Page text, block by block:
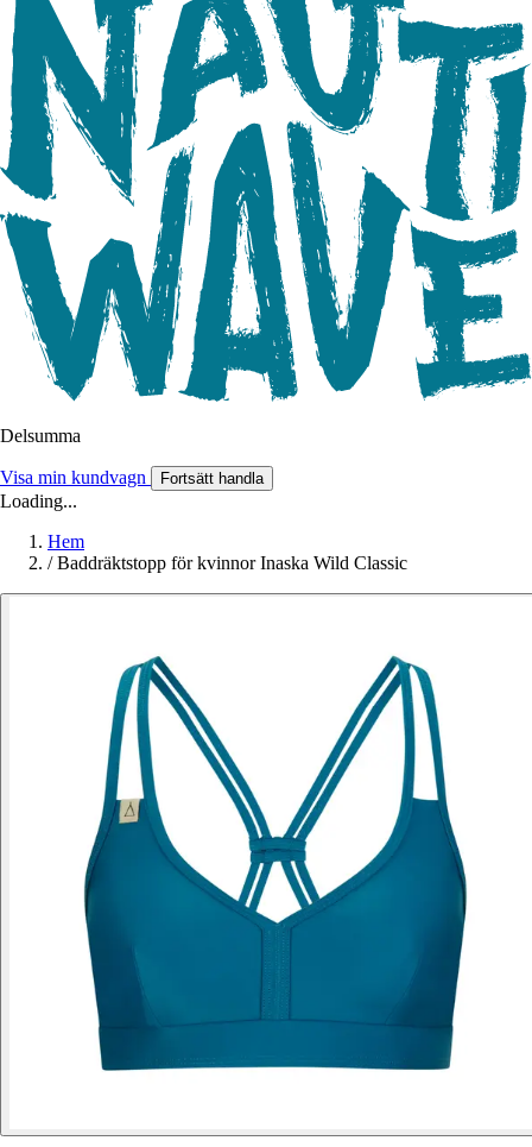
Delsumma
Visa min kundvagn Fortsätt handla
Loading...
Hem
/ Baddräktstopp för kvinnor Inaska Wild Classic